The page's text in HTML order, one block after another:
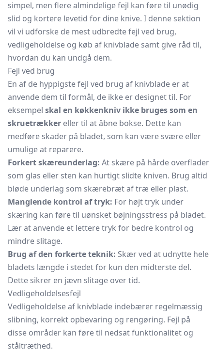
simpel, men flere almindelige fejl kan føre til unødig
slid og kortere levetid for dine knive. I denne sektion
vil vi udforske de mest udbredte fejl ved brug,
vedligeholdelse og køb af knivblade samt give råd til,
hvordan du kan undgå dem.
Fejl ved brug
En af de hyppigste fejl ved brug af knivblade er at
anvende dem til formål, de ikke er designet til. For
eksempel skal en køkkenkniv ikke bruges som en
skruetrækker eller til at åbne bokse. Dette kan
medføre skader på bladet, som kan være svære eller
umulige at reparere.
Forkert skæreunderlag: At skære på hårde overflader
som glas eller sten kan hurtigt slidte kniven. Brug altid
bløde underlag som skærebræt af træ eller plast.
Manglende kontrol af tryk: For højt tryk under
skæring kan føre til uønsket bøjningsstress på bladet.
Lær at anvende et lettere tryk for bedre kontrol og
mindre slitage.
Brug af den forkerte teknik: Skær ved at udnytte hele
bladets længde i stedet for kun den midterste del.
Dette sikrer en jævn slitage over tid.
Vedligeholdelsesfejl
Vedligeholdelse af knivblade indebærer regelmæssig
slibning, korrekt opbevaring og rengøring. Fejl på
disse områder kan føre til nedsat funktionalitet og
ståltræthed.